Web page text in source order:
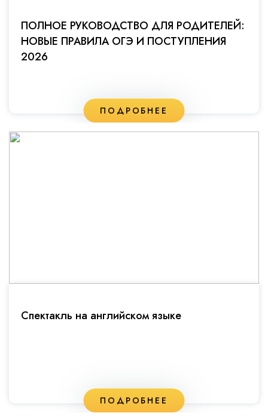
ПОЛНОЕ РУКОВОДСТВО ДЛЯ РОДИТЕЛЕЙ:
НОВЫЕ ПРАВИЛА ОГЭ И ПОСТУПЛЕНИЯ
2026
ПОДРОБНЕЕ
Спектакль на английском языке
ПОДРОБНЕЕ